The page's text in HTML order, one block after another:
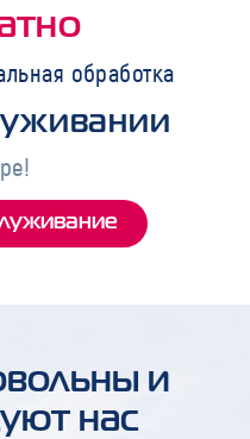
обработка
и
нас